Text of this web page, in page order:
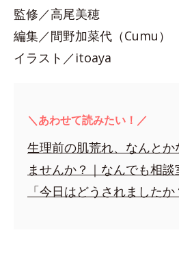
監修／高尾美穂
編集／間野加菜代（Cumu）
イラスト／itoaya
＼あわせて読みたい！／
生理前の肌荒れ、なんとか
ませんか？｜なんでも相談
「今日はどうされました